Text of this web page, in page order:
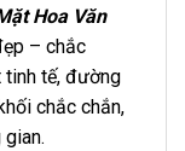
Hoa Văn
– chắc
tinh tế, đường
chắc chắn,